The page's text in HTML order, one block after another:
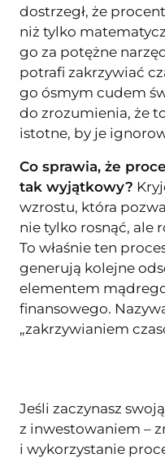
dostrzegł, że
niż tylko
go za potężne
potrafi zakrzywiać
go ósmym cudem
do zrozumienia, że
istotne, by je
Co sprawia, że
tak wyjątkowy?
wzrostu, która
nie tylko rosnąć, ale
To właśnie ten
generują kolejne
elementem
finansowego.
„zakrzywianiem
Jeśli zaczynasz
z inwestowaniem –
i wykorzystanie